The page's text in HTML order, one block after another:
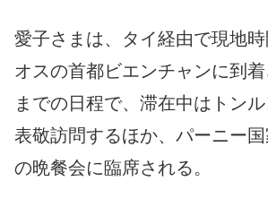
愛子さまは、タイ経由で現地
オスの首都ビエンチャンに到
までの日程で、滞在中はトン
表敬訪問するほか、パーニー
の晩餐会に臨席される。